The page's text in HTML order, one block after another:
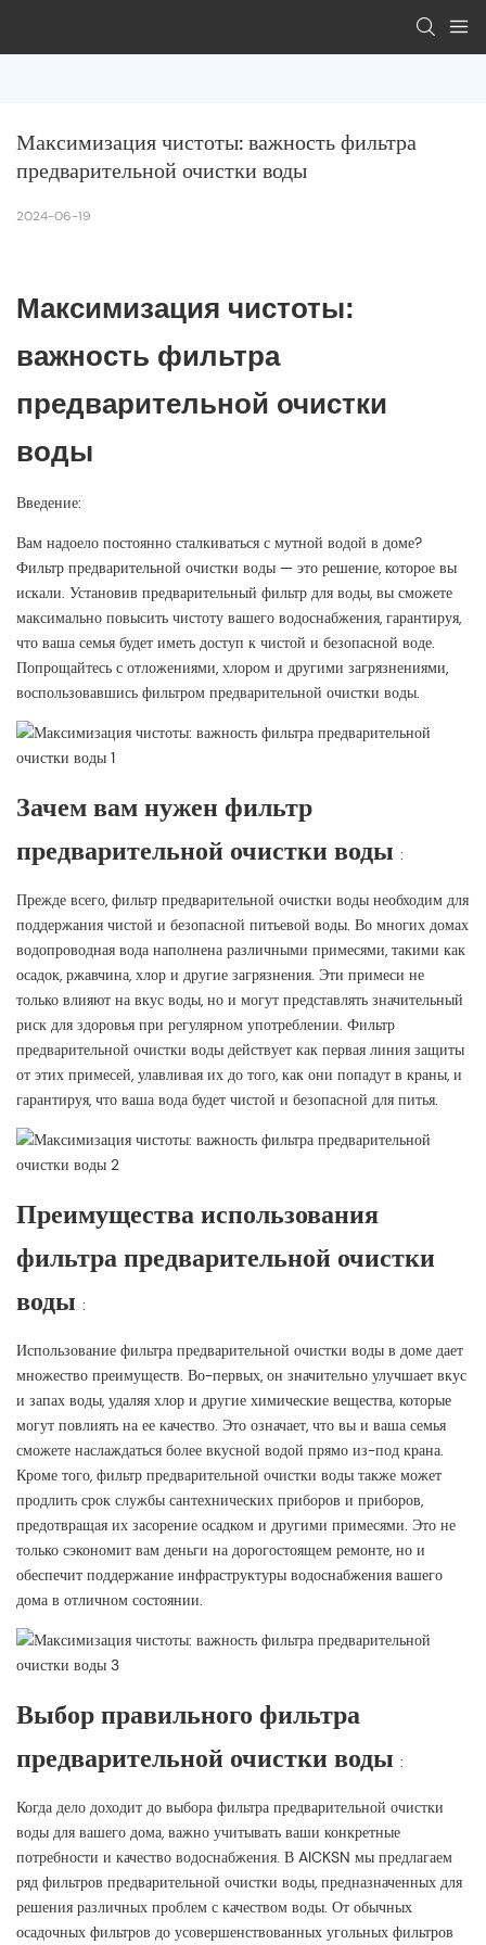
Максимизация чистоты: важность фильтра
предварительной очистки воды
2024-06-19
Максимизация чистоты:
важность фильтра
предварительной очистки
воды
Введение:
Вам надоело постоянно сталкиваться с мутной водой в доме?
Фильтр предварительной очистки воды — это решение, которое вы
искали. Установив предварительный фильтр для воды, вы сможете
максимально повысить чистоту вашего водоснабжения, гарантируя,
что ваша семья будет иметь доступ к чистой и безопасной воде.
Попрощайтесь с отложениями, хлором и другими загрязнениями,
воспользовавшись фильтром предварительной очистки воды.
Зачем вам нужен фильтр
предварительной очистки воды :
Прежде всего, фильтр предварительной очистки воды необходим для
поддержания чистой и безопасной питьевой воды. Во многих домах
водопроводная вода наполнена различными примесями, такими как
осадок, ржавчина, хлор и другие загрязнения. Эти примеси не
только влияют на вкус воды, но и могут представлять значительный
риск для здоровья при регулярном употреблении. Фильтр
предварительной очистки воды действует как первая линия защиты
от этих примесей, улавливая их до того, как они попадут в краны, и
гарантируя, что ваша вода будет чистой и безопасной для питья.
Преимущества использования
фильтра предварительной очистки
воды :
Использование фильтра предварительной очистки воды в доме дает
множество преимуществ. Во-первых, он значительно улучшает вкус
и запах воды, удаляя хлор и другие химические вещества, которые
могут повлиять на ее качество. Это означает, что вы и ваша семья
сможете наслаждаться более вкусной водой прямо из-под крана.
Кроме того, фильтр предварительной очистки воды также может
продлить срок службы сантехнических приборов и приборов,
предотвращая их засорение осадком и другими примесями. Это не
только сэкономит вам деньги на дорогостоящем ремонте, но и
обеспечит поддержание инфраструктуры водоснабжения вашего
дома в отличном состоянии.
Выбор правильного фильтра
предварительной очистки воды :
Когда дело доходит до выбора фильтра предварительной очистки
воды для вашего дома, важно учитывать ваши конкретные
потребности и качество водоснабжения. В AICKSN мы предлагаем
ряд фильтров предварительной очистки воды, предназначенных для
решения различных проблем с качеством воды. От обычных
осадочных фильтров до усовершенствованных угольных фильтров